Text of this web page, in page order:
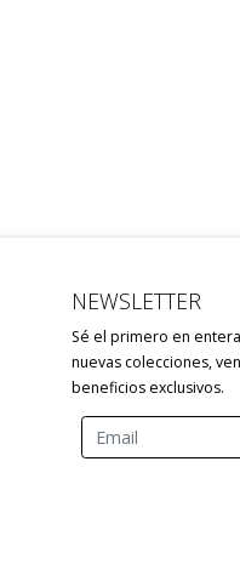
NEWSLETTER
Sé el primero en
nuevas colecciones,
beneficios exclusivos.